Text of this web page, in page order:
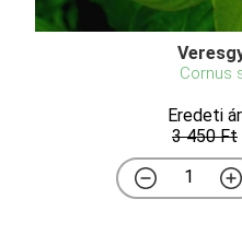
Cornus
Eredeti ár
3 450 Ft